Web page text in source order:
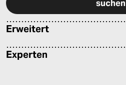
Erweitert
Experten